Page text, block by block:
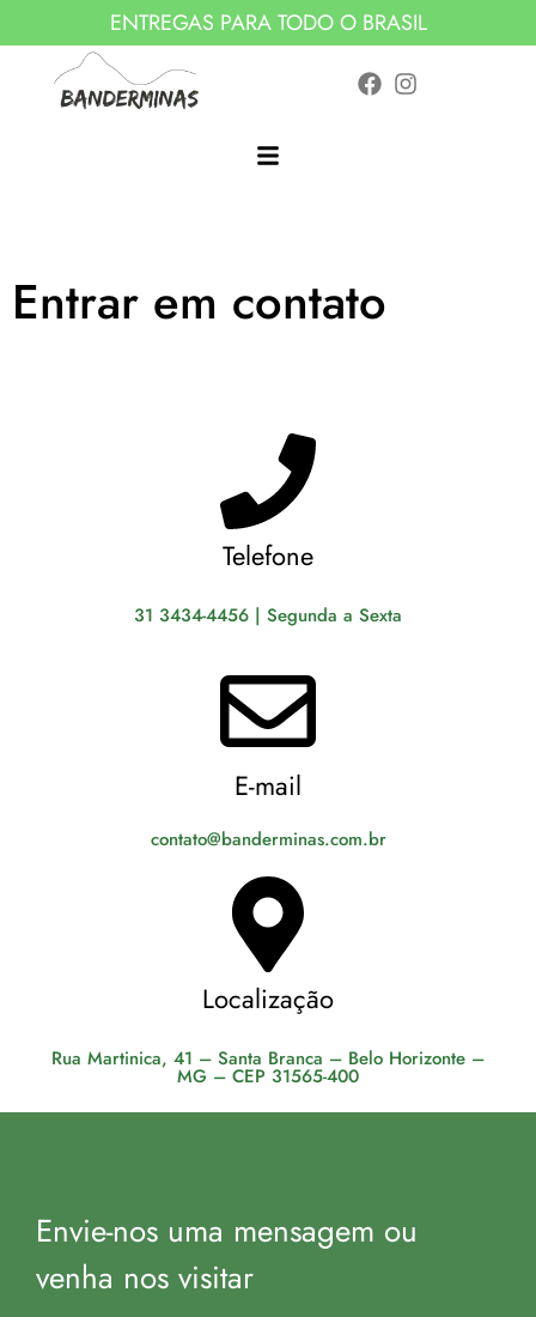
ENTREGAS PARA TODO O BRASIL
Entrar em contato
Telefone
31 3434-4456 | Segunda a Sexta
E-mail
contato@banderminas.com.br
Localização
Rua Martinica, 41 – Santa Branca – Belo Horizonte –
MG – CEP 31565-400
Envie-nos uma mensagem ou
venha nos visitar